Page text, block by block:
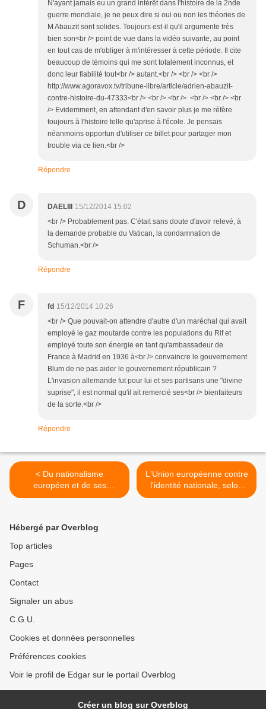
N'ayant jamais eu un grand intérêt dans l'histoire de la 2nde
guerre mondiale, je ne peux dire si oui ou non les théories de
M Abauzit sont solides. Toujours est-il qu'il argumente très
bien son<br /> point de vue dans la vidéo suivante, au point
en tout cas de m'obliger à m'intéresser à cette période. Il cite
beaucoup de témoins qui me sont totalement inconnus, et
donc leur fiabilité tout<br /> autant.<br /> <br /> <br />
http://www.agoravox.tv/tribune-libre/article/adrien-abauzit-
contre-histoire-du-47333<br /> <br /> <br /> <br /> <br /> <br
/> Evidemment, en attendant d'en savoir plus je me réfère
toujours à l'histoire telle qu'aprise à l'école. Je pensais
néanmoins opportun d'utiliser ce billet pour partager mon
trouble via ce lien.<br />
Répondre
D DAELIII
15/12/2014 15:02
<br /> Probablement pas. C'était sans doute d'avoir relevé, à
la demande probable du Vatican, la condamnation de
Schuman.<br />
Répondre
F fd 15/12/2014 10:26
<br /> Que pouvait-on attendre d'autre d'un maréchal qui avait
employé le gaz moutarde contre les populations du Rif et
employé toute son énergie en tant qu'ambassadeur de
France à Madrid en 1936 à<br /> convaincre le gouvernement
Blum de ne pas aider le gouvernement républicain ?
L'invasion allemande fut pour lui et ses partisans une "divine
suprise", il est normal qu'il ait remercié ses<br /> bienfaiteurs
de la sorte.<br />
Répondre
< Du nationalisme
européen et de ses
conséquences en Grèce
L'Union européenne contre
l'identité nationale, selon
Jean-Claude Milner >
Hébergé par Overblog
Top articles
Pages
Contact
Signaler un abus
C.G.U.
Cookies et données personnelles
Préférences cookies
Voir le profil de Edgar sur le portail Overblog
Créer un blog sur Overblog